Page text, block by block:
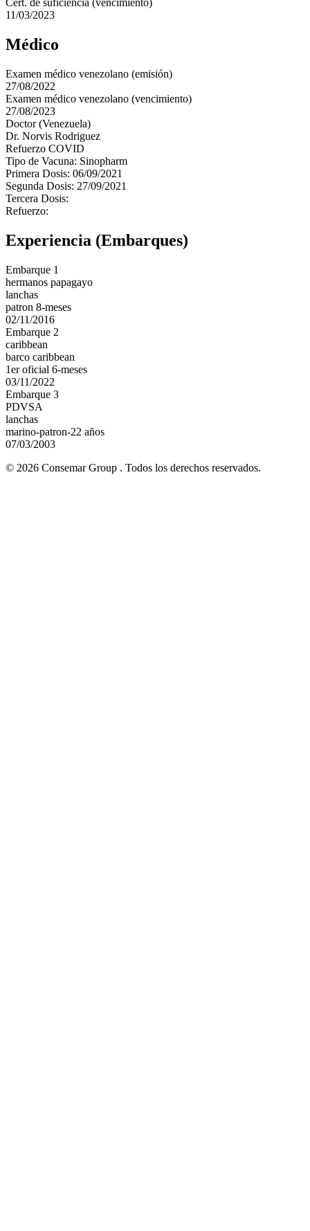
Cert. de suficiencia (vencimiento)
11/03/2023
Médico
Examen médico venezolano (emisión)
27/08/2022
Examen médico venezolano (vencimiento)
27/08/2023
Doctor (Venezuela)
Dr. Norvis Rodriguez
Refuerzo COVID
Tipo de Vacuna: Sinopharm
Primera Dosis: 06/09/2021
Segunda Dosis: 27/09/2021
Tercera Dosis:
Refuerzo:
Experiencia (Embarques)
Embarque 1
hermanos papagayo
lanchas
patron 8-meses
02/11/2016
Embarque 2
caribbean
barco caribbean
1er oficial 6-meses
03/11/2022
Embarque 3
PDVSA
lanchas
marino-patron-22 años
07/03/2003
© 2026 Consemar Group . Todos los derechos reservados.